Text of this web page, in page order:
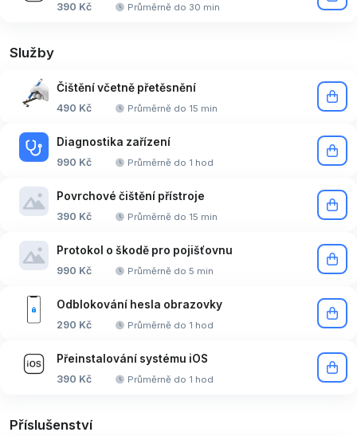
390 Kč Průměrně do 30 min
Služby
Čištění včetně přetěsnění
490 Kč Průměrně do 15 min
Diagnostika zařízení
990 Kč Průměrně do 1 hod
Povrchové čištění přístroje
390 Kč Průměrně do 15 min
Protokol o škodě pro pojišťovnu
990 Kč Průměrně do 5 min
Odblokování hesla obrazovky
290 Kč Průměrně do 1 hod
Přeinstalování systému iOS
390 Kč Průměrně do 1 hod
Příslušenství